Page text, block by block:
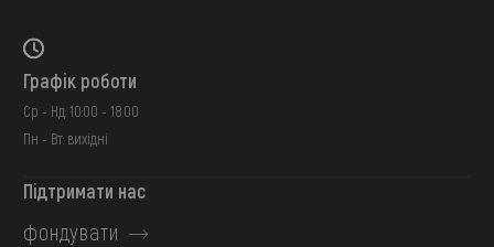
Графік роботи
Ср - Нд: 10:00 - 18:00
Пн - Вт: вихідні
Підтримати нас
фондувати